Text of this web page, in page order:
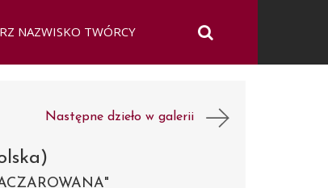
Następne dzieło w galerii